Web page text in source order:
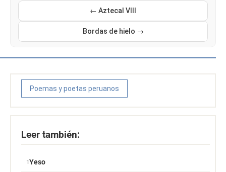
← Aztecal VIII
Bordas de hielo →
Poemas y poetas peruanos
Leer también:
Yeso